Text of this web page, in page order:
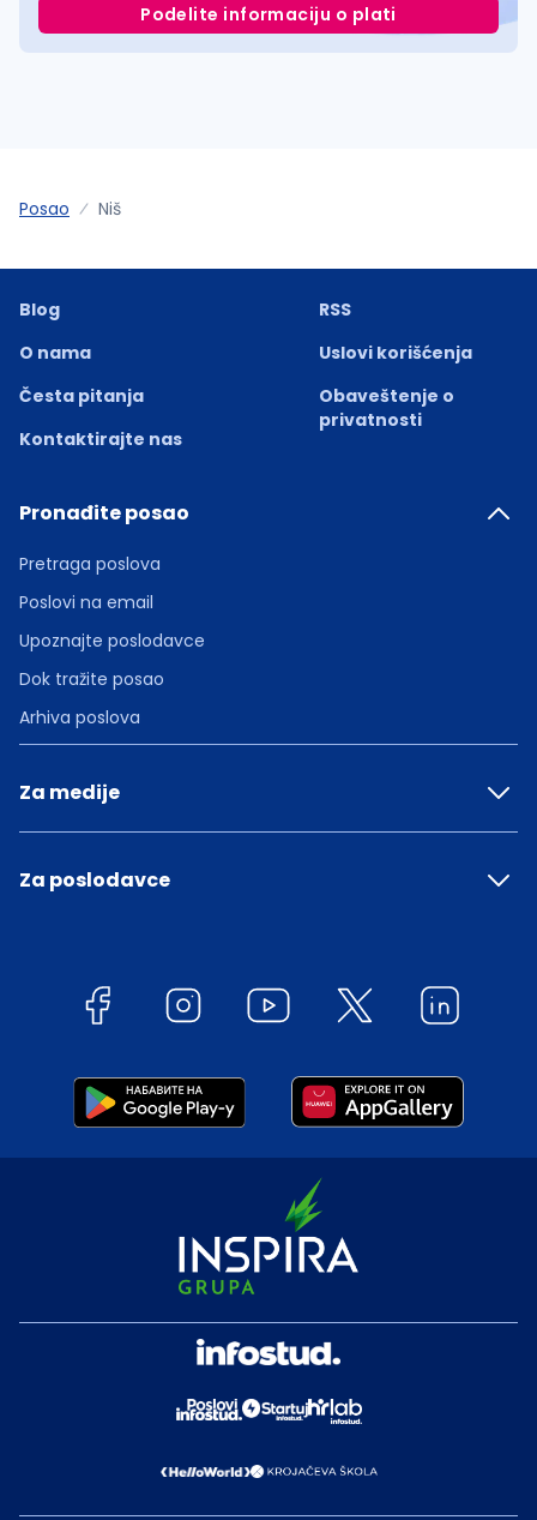
Podelite informaciju o plati
Posao Niš
Blog
O nama
Česta pitanja
Kontaktirajte nas
RSS
Uslovi korišćenja
Obaveštenje o
privatnosti
Pronađite posao
Pretraga poslova
Poslovi na email
Upoznajte poslodavce
Dok tražite posao
Arhiva poslova
Za medije
Za poslodavce